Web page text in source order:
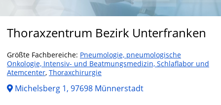
Thoraxzentrum Bezirk Unterfranken
Größte Fachbereiche: Pneumologie, pneumologische
Onkologie, Intensiv- und Beatmungsmedizin, Schlaflabor und
Atemcenter, Thoraxchirurgie
Michelsberg 1, 97698 Münnerstadt